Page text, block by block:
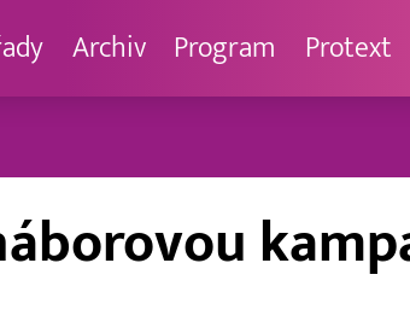
Archiv Program Protext